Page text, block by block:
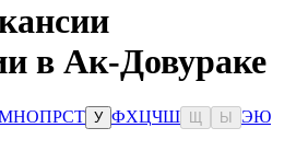
в Ак-Довураке
НОПРСТ У ФХЦЧШ Ы ЭЮ